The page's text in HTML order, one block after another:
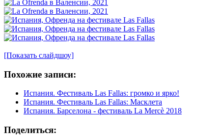
[Показать слайдшоу]
Похожие записи:
Испания. Фестиваль Las Fallas: громко и ярко!
Испания. Фестиваль Las Fallas: Масклета
Испания. Барселона - фестиваль La Mercè 2018
Поделиться: